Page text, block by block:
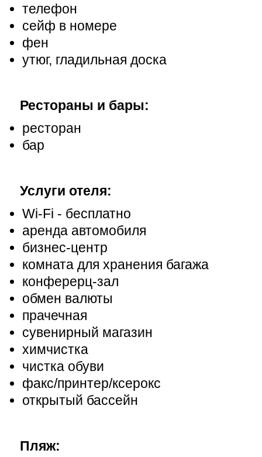
телефон
сейф в номере
фен
утюг, гладильная доска
Рестораны и бары:
ресторан
бар
Услуги отеля:
Wi-Fі - бесплатно
аренда автомобиля
бизнес-центр
комната для хранения багажа
конферерц-зал
обмен валюты
прачечная
сувенирный магазин
химчистка
чистка обуви
факс/принтер/ксерокс
открытый бассейн
Пляж: